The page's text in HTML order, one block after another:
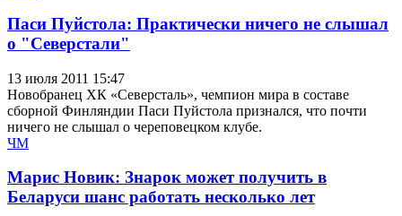
Паси Пуйстола: Практически ничего не слышал
о "Северстали"
13 июля 2011 15:47
Новобранец ХК «Cеверсталь», чемпион мира в составе
сборной Финляндии Паси Пуйстола признался, что почти
ничего не слышал о череповецком клубе.
ЧМ
Марис Новик: Знарок может получить в
Беларуси шанс работать несколько лет